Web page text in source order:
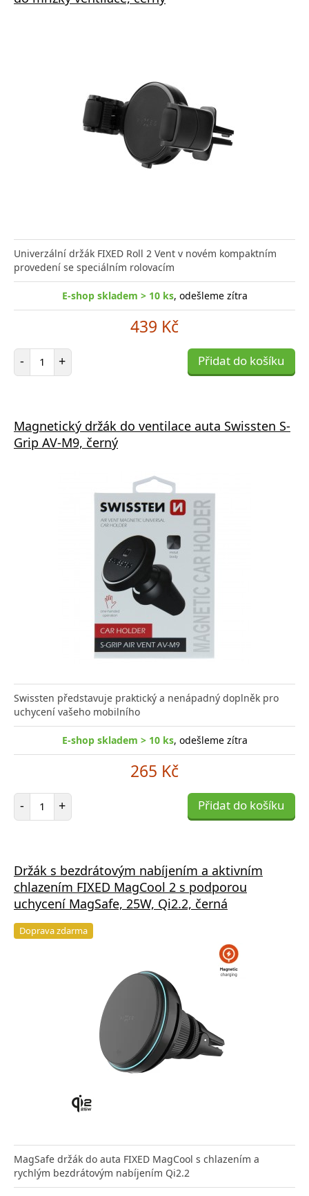
Univerzální držák FIXED Roll 2 Vent v novém kompaktním
provedení se speciálním rolovacím
E-shop skladem > 10 ks, odešleme zítra
439 Kč
- Počet položek
+ Přidat do košíku
Magnetický držák do ventilace auta Swissten S-
Grip AV-M9, černý
Swissten představuje praktický a nenápadný doplněk pro
uchycení vašeho mobilního
E-shop skladem > 10 ks, odešleme zítra
265 Kč
- Počet položek
+ Přidat do košíku
Držák s bezdrátovým nabíjením a aktivním
chlazením FIXED MagCool 2 s podporou
uchycení MagSafe, 25W, Qi2.2, černá
Doprava zdarma
MagSafe držák do auta FIXED MagCool s chlazením a
rychlým bezdrátovým nabíjením Qi2.2